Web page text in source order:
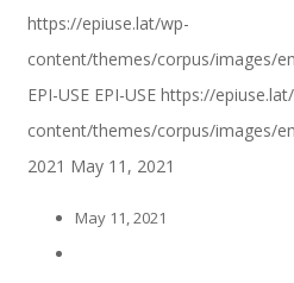
SAP S/4 HANA
EPI-
https://epiuse.lat/wp-
content/themes/corpus/images/
EPI-USE EPI-USE https://
content/themes/corpus/images/
2021 May 11, 2021
May 11, 2021